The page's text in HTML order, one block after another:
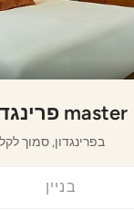
master פרינגדון
בפרינגדון, סמוך
בניין